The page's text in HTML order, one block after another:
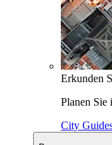
Erkunden
Planen Sie
City